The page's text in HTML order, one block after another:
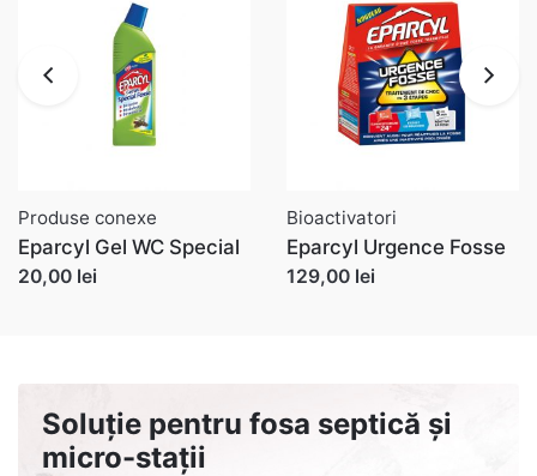
Produse conexe
Eparcyl Gel WC Special
20,00 lei
Bioactivatori
Eparcyl Urgence Fosse
129,00 lei
Soluție pentru fosa septică și
micro-stații